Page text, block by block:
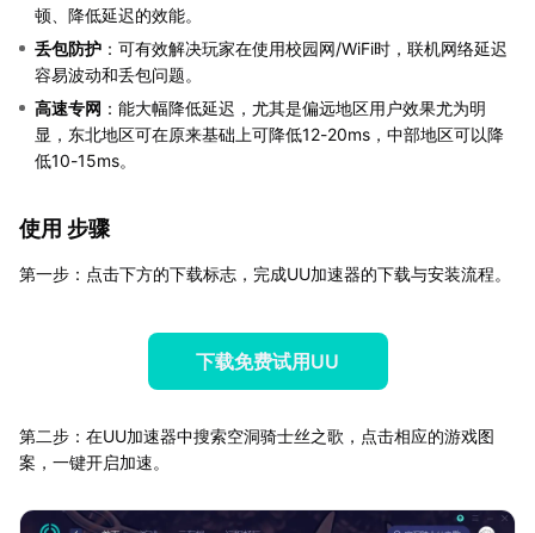
顿、降低延迟的效能。
丢包防护 ：可有效解决玩家在使用校园网/WiFi时，联机网络延迟
容易波动和丢包问题。
高速专网 ：能大幅降低延迟，尤其是偏远地区用户效果尤为明
显，东北地区可在原来基础上可降低12-20ms，中部地区可以降
低10-15ms。
使用 步骤
第一步：点击下方的下载标志，完成UU加速器的下载与安装流程。
下载免费试用UU
第二步：在UU加速器中搜索空洞骑士丝之歌，点击相应的游戏图
案，一键开启加速。